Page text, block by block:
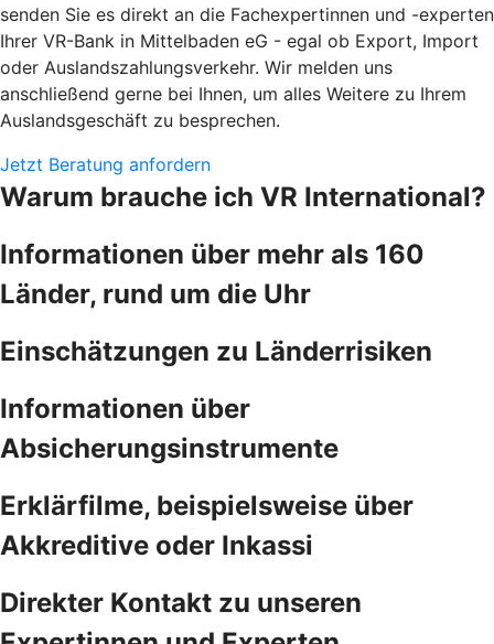
senden Sie es direkt an die Fachexpertinnen und -experten
Ihrer VR-Bank in Mittelbaden eG - egal ob Export, Import
oder Auslandszahlungsverkehr. Wir melden uns
anschließend gerne bei Ihnen, um alles Weitere zu Ihrem
Auslandsgeschäft zu besprechen.
Jetzt Beratung anfordern
Warum brauche ich VR International?
Informationen über mehr als 160
Länder, rund um die Uhr
Einschätzungen zu Länderrisiken
Informationen über
Absicherungsinstrumente
Erklärfilme, beispielsweise über
Akkreditive oder Inkassi
Direkter Kontakt zu unseren